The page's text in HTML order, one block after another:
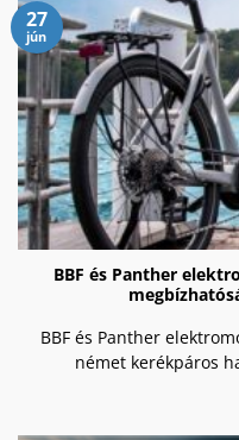
BBF és Panther
BBF és Panther
német kerékpáros
27
jún